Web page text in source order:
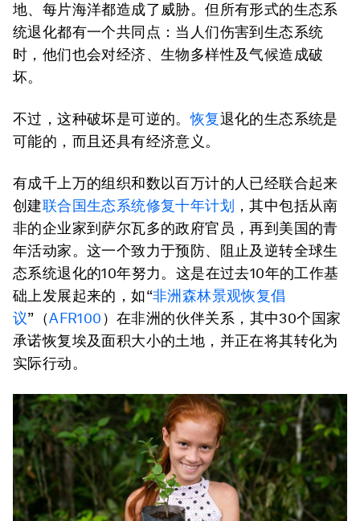
地、每片海洋都造成了威胁。但所有形式的生态系
统退化都有一个共同点：当人们伤害到生态系统
时，他们也会对经济、生物多样性及气候造成破
坏。
不过，这种破坏是可逆的。恢复退化的生态系统是
可能的，而且还具有经济意义。
有成千上万的组织和数以百万计的人已经联合起来
创建联合国生态系统修复十年计划 ，其中包括从南
非的企业家到萨尔瓦多的政府官员，再到美国的青
年活动家。这一个致力于预防、阻止及逆转全球生
态系统退化的10年努力。这是在过去10年的工作基
础上发展起来的，如“非洲森林景观恢复倡
议”（AFR100 ）在非洲的伙伴关系，其中30个国家
承诺恢复埃及面积大小的土地，并正在将其转化为
实际行动。